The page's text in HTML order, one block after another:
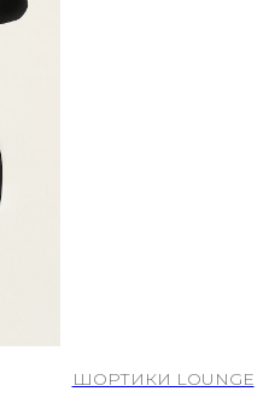
ШОРТИКИ LOUNGE